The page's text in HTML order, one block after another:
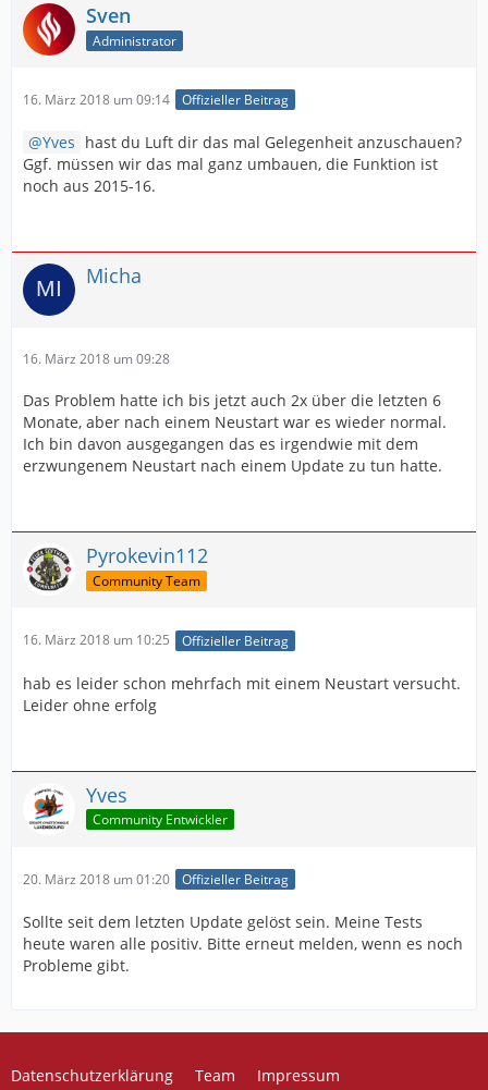
Sven
Administrator
16. März 2018 um 09:14 Offizieller Beitrag
Yves hast du Luft dir das mal Gelegenheit anzuschauen?
Ggf. müssen wir das mal ganz umbauen, die Funktion ist
noch aus 2015-16.
Micha
16. März 2018 um 09:28
Das Problem hatte ich bis jetzt auch 2x über die letzten 6
Monate, aber nach einem Neustart war es wieder normal.
Ich bin davon ausgegangen das es irgendwie mit dem
erzwungenem Neustart nach einem Update zu tun hatte.
Pyrokevin112
Community Team
16. März 2018 um 10:25 Offizieller Beitrag
hab es leider schon mehrfach mit einem Neustart versucht.
Leider ohne erfolg
Yves
Community Entwickler
20. März 2018 um 01:20 Offizieller Beitrag
Sollte seit dem letzten Update gelöst sein. Meine Tests
heute waren alle positiv. Bitte erneut melden, wenn es noch
Probleme gibt.
Datenschutzerklärung Team Impressum